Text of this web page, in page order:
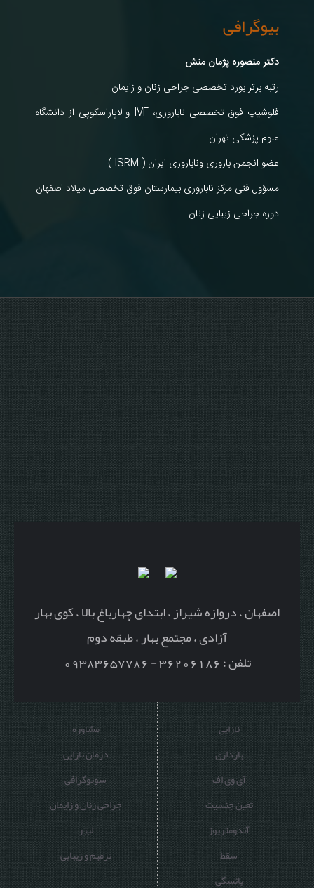
بیوگرافی
دکتر منصوره پژمان منش
رتبه برتر بورد تخصصی جراحی زنان و زایمان
فلوشیپ فوق تخصصی ناباروری، IVF و لاپاراسکوپی از دانشگاه
علوم پزشکی تهران
عضو انجمن باروری وناباروری ایران ( ISRM )
مسؤول فنی مرکز ناباروری بیمارستان فوق تخصصی میلاد اصفهان
دوره جراحی زیبایی زنان
اصفهان ، دروازه شیراز ، ابتدای چهارباغ بالا ، کوی بهار
آزادی ، مجتمع بهار ، طبقه دوم
تلفن : 36206186 - 09383657786
نازایی
بارداری
آی وی اف
تعین جنسیت
آندومتریوز
سقط
یائسگی
مشاوره
درمان نازایی
سونوگرافی
جراحی زنان و زایمان
لیزر
ترمیم و زیبایی